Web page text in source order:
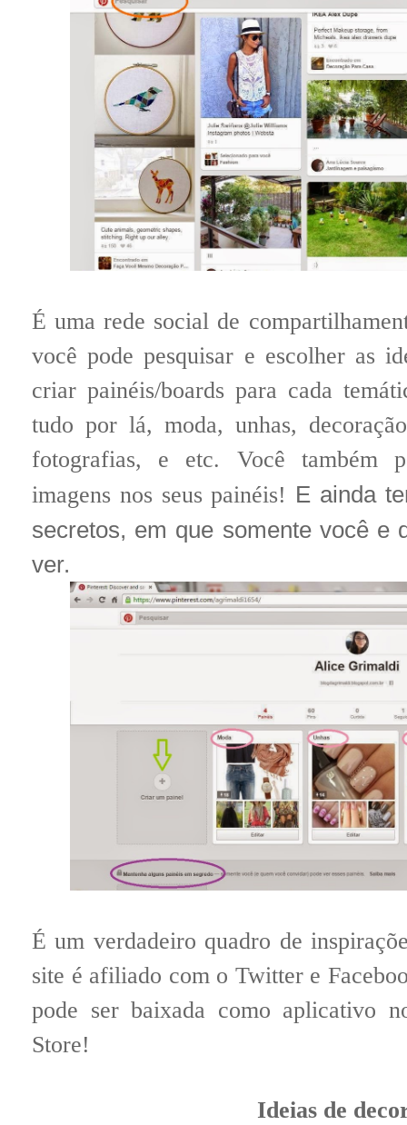
É uma rede social de
você pode pesquisar e escolher as
criar painéis/boards para cada
tudo por lá, moda, unhas,
fotografias, e etc. Você também
imagens nos seus painéis! E ainda
secretos, em que somente você e
ver.
É um verdadeiro quadro de
site é afiliado com o Twitter e
pode ser baixada como aplicativo
Store!
Ideias de